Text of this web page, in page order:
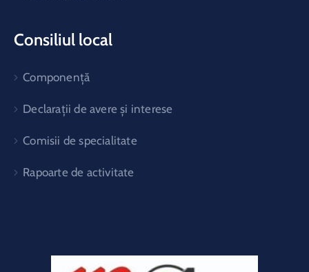
Consiliul local
Componență
Declarații de avere și interese
Comisii de specialitate
Rapoarte de activitate